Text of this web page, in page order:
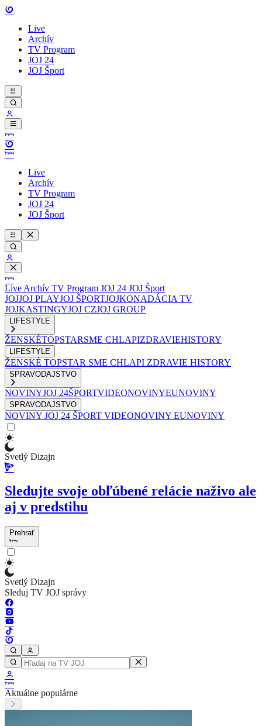
Live
Archív
TV Program
JOJ 24
JOJ Šport
Live
Archív
TV Program
JOJ 24
JOJ Šport
Live Archív TV Program JOJ 24 JOJ Šport
JOJJOJ PLAYJOJ ŠPORTJOJKONADÁCIA TV
JOJKASTINGYJOJ CZJOJ GROUP
LIFESTYLE
ŽENSKÉTOPSTARSME CHLAPIZDRAVIEHISTORY
LIFESTYLE
ŽENSKÉ TOPSTAR SME CHLAPI ZDRAVIE HISTORY
SPRAVODAJSTVO
NOVINYJOJ 24ŠPORTVIDEONOVINYEUNOVINY
SPRAVODAJSTVO
NOVINY JOJ 24 ŠPORT VIDEONOVINY EUNOVINY
Svetlý Dizajn
Sledujte svoje obľúbené relácie naživo ale
aj v predstihu
Prehrať
Svetlý Dizajn
Sleduj TV JOJ správy
Aktuálne populárne